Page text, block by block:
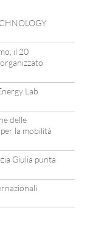
il 20
Lab
delle
la mobilità
Giulia punta